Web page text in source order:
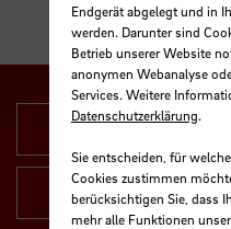
Luft-
Blue
Endgerät abgelegt und in
werden. Darunter sind
Betrieb unserer Website
anonymen Webanalyse
Services. Weitere
Datenschutzerklärung.
Sie entscheiden, für
Cookies zustimmen
berücksichtigen Sie, dass
mehr alle Funktionen